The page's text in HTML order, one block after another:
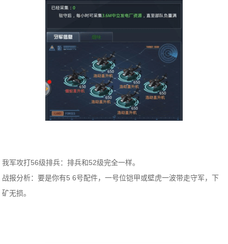
我军攻打56级排兵：排兵和52级完全一样。
战报分析：要是你有5 6号配件，一号位铠甲或壁虎一波带走守军，下
矿无损。